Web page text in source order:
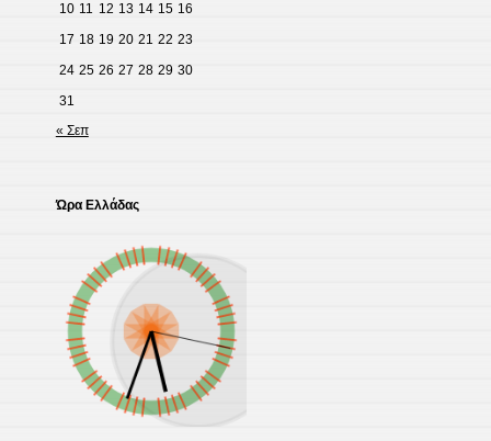
10 11 12 13 14 15 16
17 18 19 20 21 22 23
24 25 26 27 28 29 30
31
« Σεπ
Ώρα Ελλάδας